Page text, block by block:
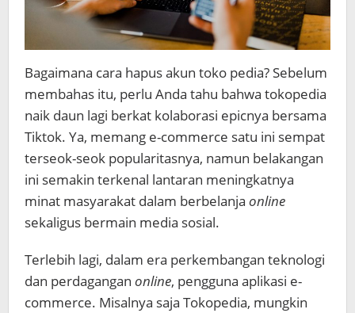
Bagaimana cara hapus akun toko pedia? Sebelum
membahas itu, perlu Anda tahu bahwa tokopedia
naik daun lagi berkat kolaborasi epicnya bersama
Tiktok. Ya, memang e-commerce satu ini sempat
terseok-seok popularitasnya, namun belakangan
ini semakin terkenal lantaran meningkatnya
minat masyarakat dalam berbelanja online
sekaligus bermain media sosial.
Terlebih lagi, dalam era perkembangan teknologi
dan perdagangan online, pengguna aplikasi e-
commerce. Misalnya saja Tokopedia, mungkin